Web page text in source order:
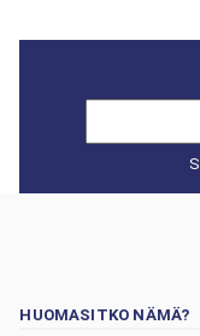
HUOMASITKO NÄMÄ?